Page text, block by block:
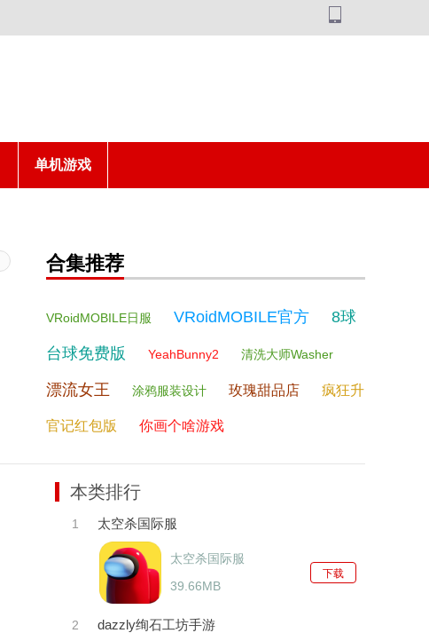
单机游戏
合集推荐
VRoidMOBILE日服 VRoidMOBILE官方 8球
台球免费版 YeahBunny2 清洗大师Washer
漂流女王 涂鸦服装设计 玫瑰甜品店 疯狂升
官记红包版 你画个啥游戏
本类排行
1 太空杀国际服
太空杀国际服
39.66MB
下载
2 dazzly绚石工坊手游